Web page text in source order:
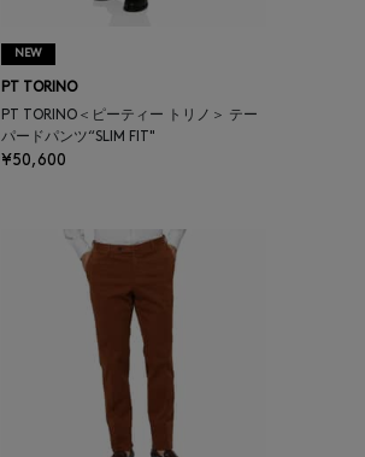
NEW
PT TORINO
PT TORINO＜ピーティー トリノ＞ テー
パードパンツ“SLIM FIT"
¥50,600